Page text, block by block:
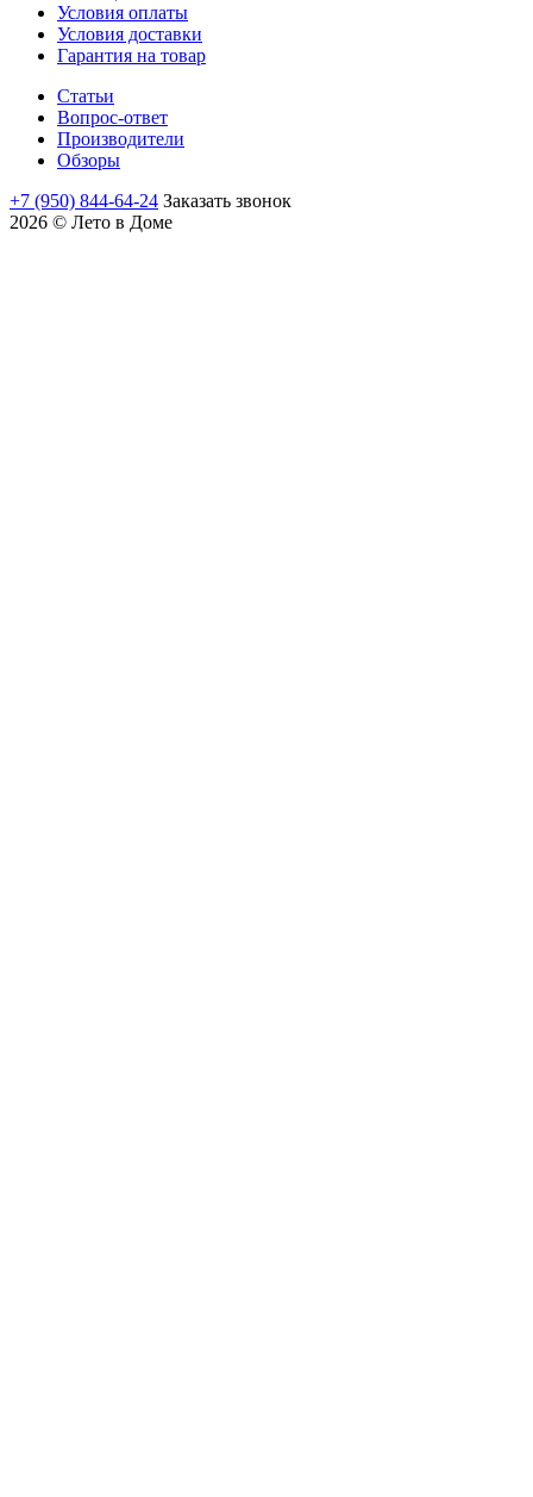
Условия оплаты
Условия доставки
Гарантия на товар
Статьи
Вопрос-ответ
Производители
Обзоры
+7 (950) 844-64-24 Заказать звонок
2026 © Лето в Доме